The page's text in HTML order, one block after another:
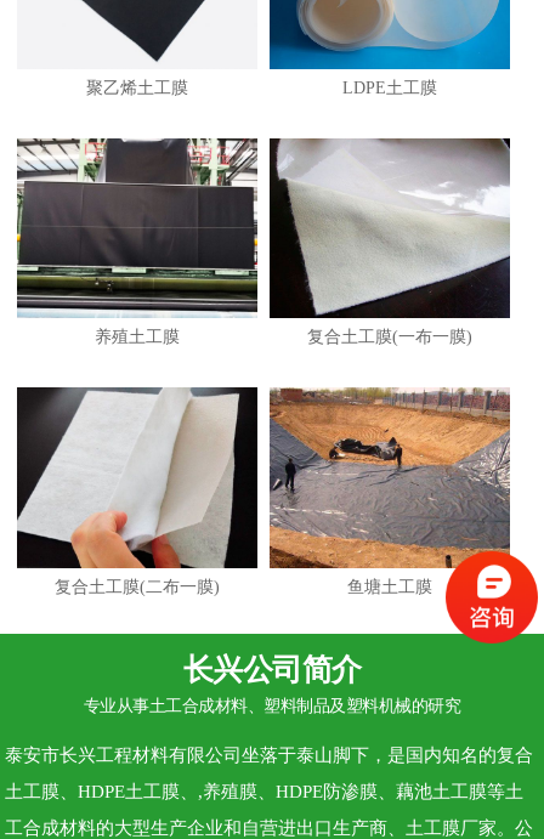
聚乙烯土工膜 LDPE土工膜
养殖土工膜 复合土工膜(一布一膜)
复合土工膜(二布一膜) 鱼塘土工膜
长兴公司简介
专业从事土工合成材料、塑料制品及塑料机械的研究
泰安市长兴工程材料有限公司坐落于泰山脚下，是国内知名的复合
土工膜、HDPE土工膜、,养殖膜、HDPE防渗膜、藕池土工膜等土
工合成材料的大型生产企业和自营进出口生产商、土工膜厂家。公